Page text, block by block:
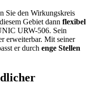
Sie den Wirkungskreis
Gebiet dann flexibel
URW-506. Sein
erweiterbar. Mit seiner
er durch enge Stellen